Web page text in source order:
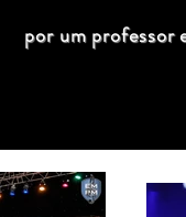
por um professor